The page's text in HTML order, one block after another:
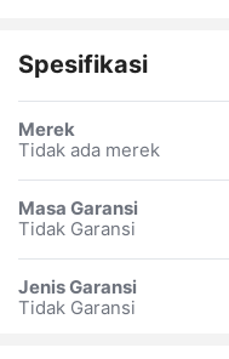
Spesifikasi
Merek
Tidak ada merek
Masa Garansi
Tidak Garansi
Jenis Garansi
Tidak Garansi